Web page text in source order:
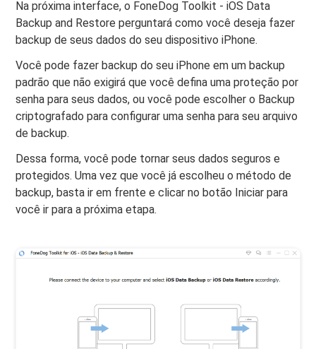
Na próxima interface, o FoneDog Toolkit - iOS Data
Backup and Restore perguntará como você deseja fazer
backup de seus dados do seu dispositivo iPhone.
Você pode fazer backup do seu iPhone em um backup
padrão que não exigirá que você defina uma proteção por
senha para seus dados, ou você pode escolher o Backup
criptografado para configurar uma senha para seu arquivo
de backup.
Dessa forma, você pode tornar seus dados seguros e
protegidos. Uma vez que você já escolheu o método de
backup, basta ir em frente e clicar no botão Iniciar para
você ir para a próxima etapa.